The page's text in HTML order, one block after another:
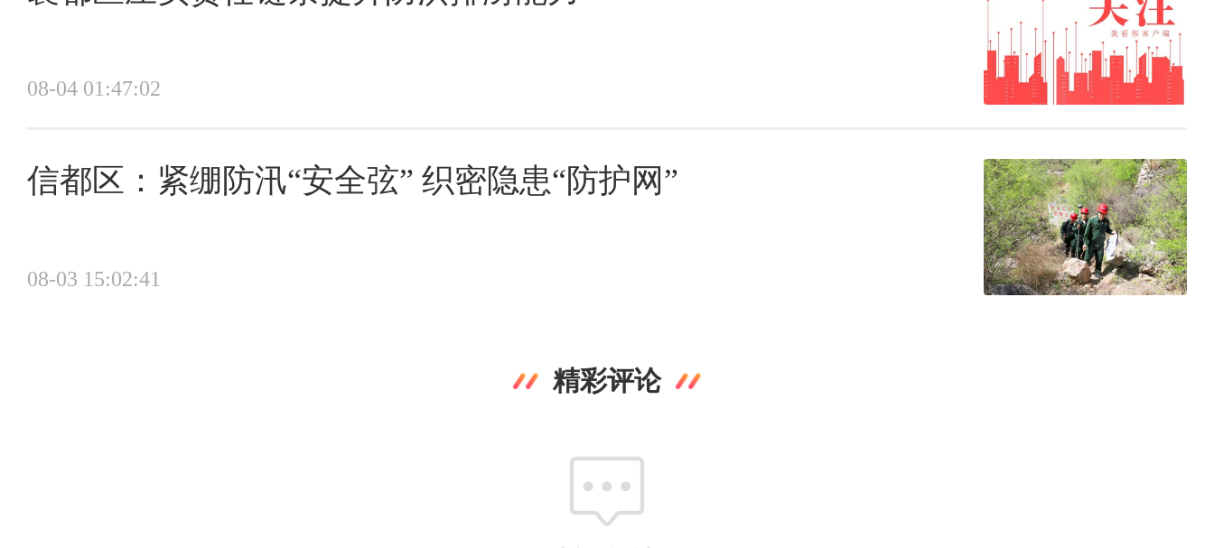
国泰民安的美好祝愿；诗朗诵《七一礼赞·同心筑梦谱华章》讲述邢台技师学院育匠
才、顺德集团助崛起、交建集团筑通途的担当故事，深情表达了全市人民对党的忠诚
08-04 01:47:02
信都区：紧绷防汛“安全弦” 织密隐患“防护网”
08-03 15:02:41
精彩评论